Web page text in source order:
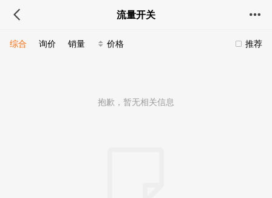
流量开关
推荐
综合 询价 销量 价格
抱歉，暂无相关信息